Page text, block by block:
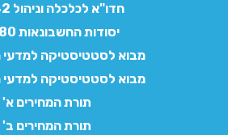
חדו"א לכלכלה וניהול 10142
יסודות החשבונאות 10280
מבוא לסטטיסטיקה
מבוא לסטטיסטיקה
תורת המחירים א'
תורת המחירים ב'